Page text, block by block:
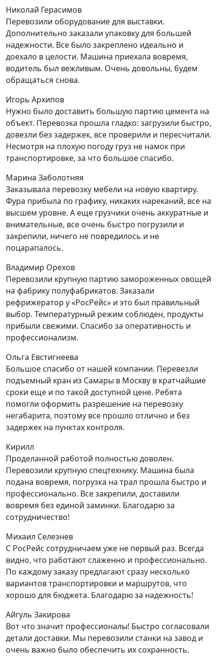
Николай Герасимов
Перевозили оборудование для выставки.
Дополнительно заказали упаковку для большей
надежности. Все было закреплено идеально и
доехало в целости. Машина приехала вовремя,
водитель был вежливым. Очень довольны, будем
обращаться снова.
Игорь Архипов
Нужно было доставить большую партию цемента на
объект. Перевозка прошла гладко: загрузили быстро,
довезли без задержек, все проверили и пересчитали.
Несмотря на плохую погоду груз не намок при
транспортировке, за что большое спасибо.
Марина Заболотняя
Заказывала перевозку мебели на новую квартиру.
Фура прибыла по графику, никаких нареканий, все на
высшем уровне. А еще грузчики очень аккуратные и
внимательные, все очень быстро погрузили и
закрепили, ничего не повредилось и не
поцарапалось.
Владимир Орехов
Перевозили крупную партию замороженных овощей
на фабрику полуфабрикатов. Заказали
рефрижератор у «РосРейс» и это был правильный
выбор. Температурный режим соблюден, продукты
прибыли свежими. Спасибо за оперативность и
профессионализм.
Ольга Евстигнеева
Большое спасибо от нашей компании. Перевезли
подъемный кран из Самары в Москву в кратчайшие
сроки еще и по такой доступной цене. Ребята
помогли оформить разрешение на перевозку
негабарита, поэтому все прошло отлично и без
задержек на пунктах контроля.
Кирилл
Проделанной работой полностью доволен.
Перевозили крупную спецтехнику. Машина была
подана вовремя, погрузка на трал прошла быстро и
профессионально. Все закрепили, доставили
вовремя без единой заминки. Благодарю за
сотрудничество!
Михаил Селезнев
С РосРейс сотрудничаем уже не первый раз. Всегда
видно, что работают слаженно и профессионально.
По каждому заказу предлагают сразу несколько
вариантов транспортировки и маршрутов, что
хорошо для бюджета. Благодарю за надежность!
Айгуль Закирова
Вот что значит профессионалы! Быстро согласовали
детали доставки. Мы перевозили станки на завод и
очень важно было обеспечить их сохранность.